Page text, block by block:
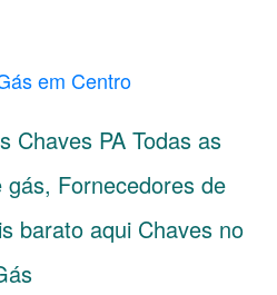
em Centro
Chaves PA Todas as
Fornecedores de
barato aqui Chaves no